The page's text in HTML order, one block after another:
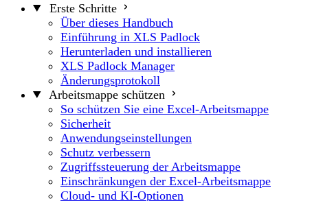
Erste Schritte
Über dieses Handbuch
Einführung in XLS Padlock
Herunterladen und installieren
XLS Padlock Manager
Änderungsprotokoll
Arbeitsmappe schützen
So schützen Sie eine Excel-Arbeitsmappe
Sicherheit
Anwendungseinstellungen
Schutz verbessern
Zugriffssteuerung der Arbeitsmappe
Einschränkungen der Excel-Arbeitsmappe
Cloud- und KI-Optionen